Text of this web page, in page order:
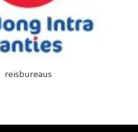
reisbureaus